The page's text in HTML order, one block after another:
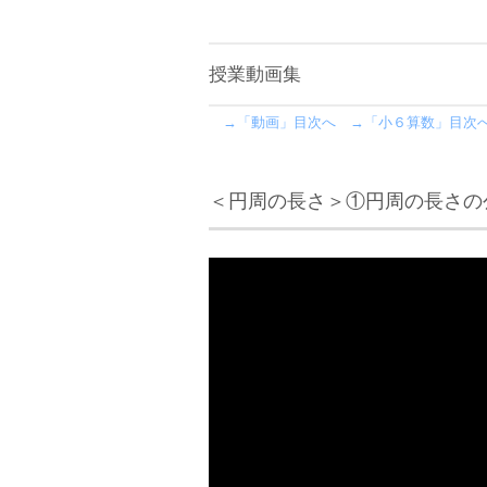
授業動画集
→「動画」目次へ →「小６算数」目次
＜円周の長さ＞①円周の長さの